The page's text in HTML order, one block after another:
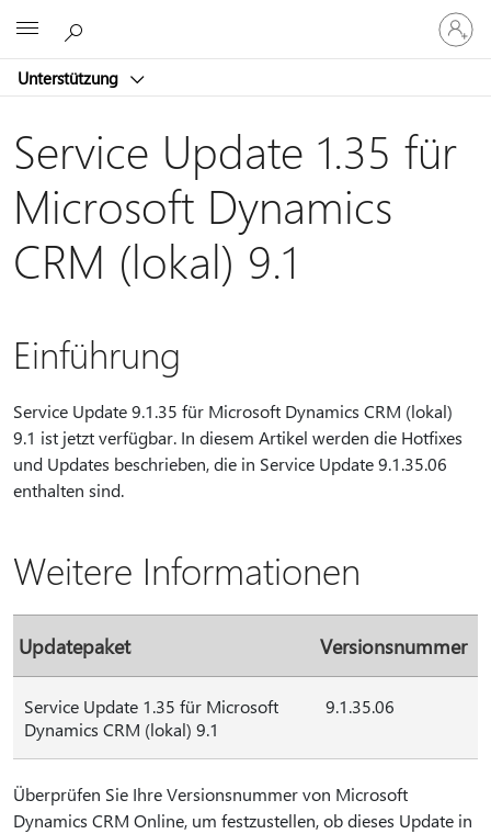
Unterstützung
Bei
Ihrem
Konto
Service Update 1.35 für
Microsoft Dynamics
CRM (lokal) 9.1
Einführung
Service Update 9.1.35 für Microsoft Dynamics CRM (lokal)
9.1 ist jetzt verfügbar. In diesem Artikel werden die Hotfixes
und Updates beschrieben, die in Service Update 9.1.35.06
enthalten sind.
Weitere Informationen
Updatepaket Versionsnummer
Service Update 1.35 für Microsoft
Dynamics CRM (lokal) 9.1
9.1.35.06
Überprüfen Sie Ihre Versionsnummer von Microsoft
Dynamics CRM Online, um festzustellen, ob dieses Update in